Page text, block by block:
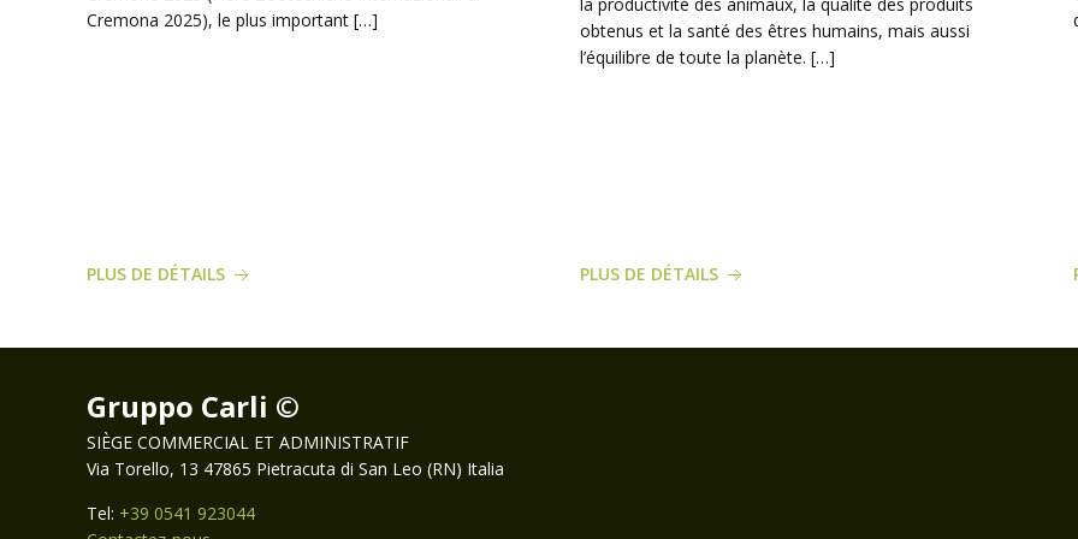
Cremona 2025), le plus important […]
PLUS DE DÉTAILS
obtenus et la santé des êtres humains, mais aussi
l’équilibre de toute la planète. […]
PLUS DE DÉTAILS
Gruppo Carli ©
SIÈGE COMMERCIAL ET ADMINISTRATIF
Via Torello, 13 47865 Pietracuta di San Leo (RN) Italia
Tel: +39 0541 923044